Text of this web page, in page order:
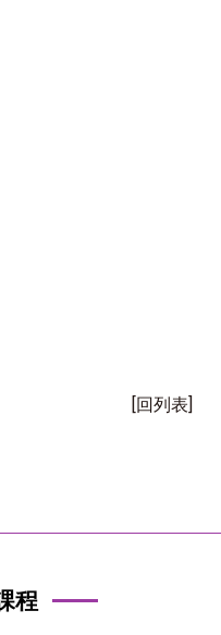
[回列表]
程